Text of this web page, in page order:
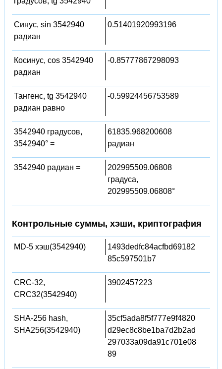
Синус, sin 3542940
радиан
0.51401920993196
Косинус, cos 3542940
радиан
-0.85777867298093
Тангенс, tg 3542940
радиан равно
-0.59924456753589
3542940 градусов,
3542940° =
61835.968200608
радиан
3542940 радиан =
202995509.06808
градуса,
202995509.06808°
Контрольные суммы, хэши, криптография
MD-5 хэш(3542940)
1493dedfc84acfbd69182
85c597501b7
CRC-32,
CRC32(3542940)
3902457223
SHA-256 hash,
SHA256(3542940)
35cf5ada8f5f777e9f4820
d29ec8c8be1ba7d2b2ad
297033a09da91c701e08
89